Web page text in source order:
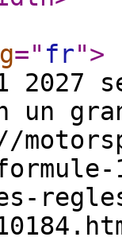
=" fr">
2027